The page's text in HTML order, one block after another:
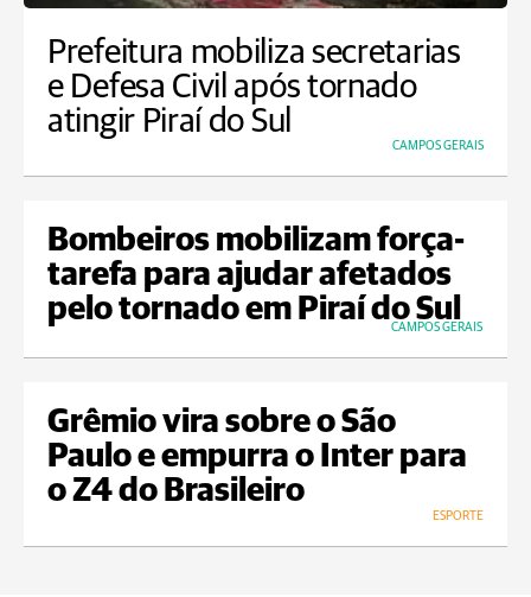
Prefeitura mobiliza secretarias
e Defesa Civil após tornado
atingir Piraí do Sul
CAMPOS GERAIS
Bombeiros mobilizam força-
tarefa para ajudar afetados
pelo tornado em Piraí do Sul
CAMPOS GERAIS
Grêmio vira sobre o São
Paulo e empurra o Inter para
o Z4 do Brasileiro
ESPORTE